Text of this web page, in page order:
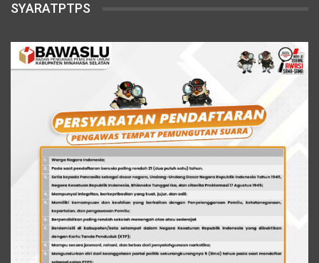
SYARATPTPS